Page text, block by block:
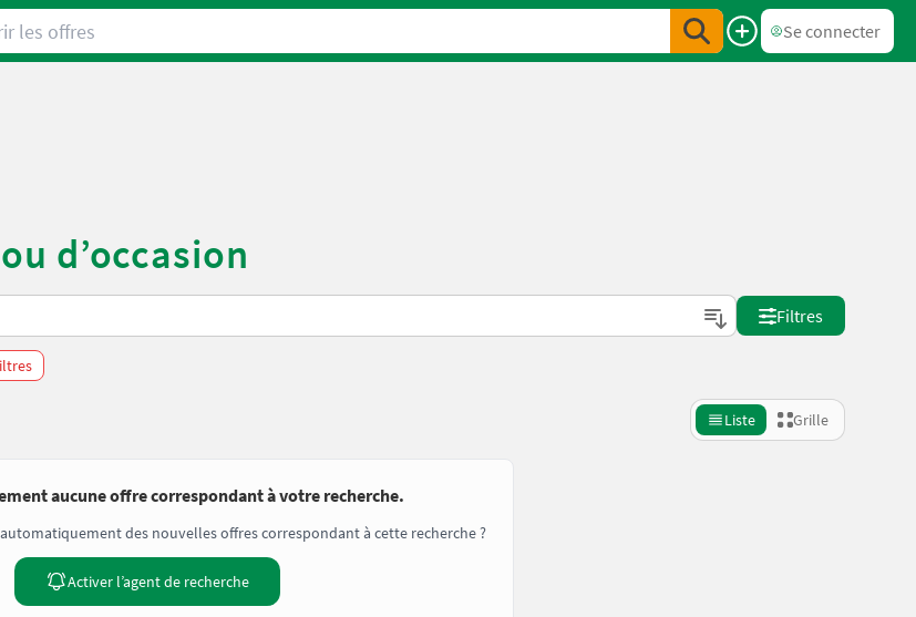
offres
Se connecter
d’occasion
Filtres
Liste Grille
aucune offre correspondant à votre recherche.
des nouvelles offres correspondant à cette recherche ?
Activer l’agent de recherche